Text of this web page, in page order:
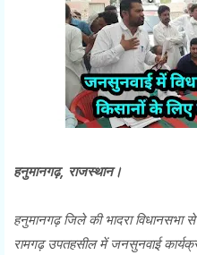
हनुमानगढ़, राजस्थान।
हनुमानगढ़ जिले की भादरा
रामगढ़ उपतहसील में जनसुनवाई